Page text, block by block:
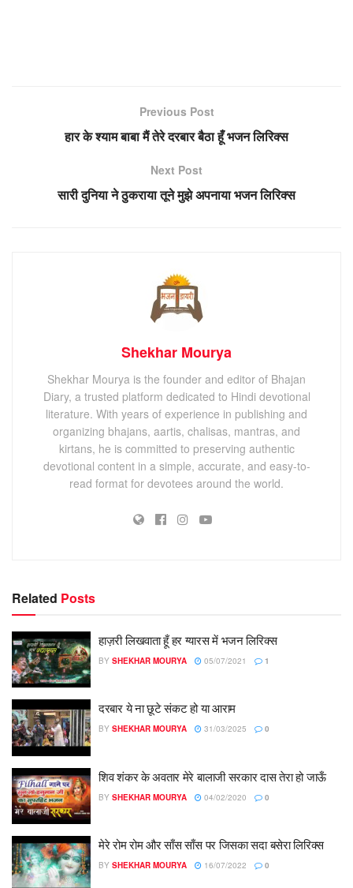
Previous Post
हार के श्याम बाबा मैं तेरे दरबार बैठा हूँ भजन लिरिक्स
Next Post
सारी दुनिया ने ठुकराया तूने मुझे अपनाया भजन लिरिक्स
Shekhar Mourya
Shekhar Mourya is the founder and editor of Bhajan
Diary, a trusted platform dedicated to Hindi devotional
literature. With years of experience in publishing and
organizing bhajans, aartis, chalisas, mantras, and
kirtans, he is committed to preserving authentic
devotional content in a simple, accurate, and easy-to-
read format for devotees around the world.
Related Posts
हाज़री लिखवाता हूँ हर ग्यारस में भजन लिरिक्स
BY SHEKHAR MOURYA 05/07/2021 1
दरबार ये ना छूटे संकट हो या आराम
BY SHEKHAR MOURYA 31/03/2025 0
शिव शंकर के अवतार मेरे बालाजी सरकार दास तेरा हो जाऊँ
BY SHEKHAR MOURYA 04/02/2020 0
मेरे रोम रोम और साँस साँस पर जिसका सदा बसेरा लिरिक्स
BY SHEKHAR MOURYA 16/07/2022 0